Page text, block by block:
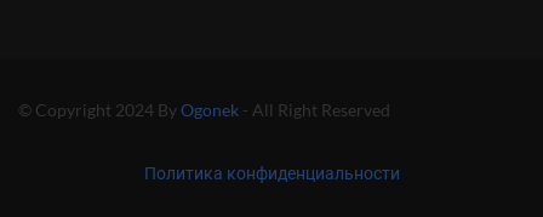
© Copyright 2024 ByOgonek - All Right Reserved
Политика конфиденциальности